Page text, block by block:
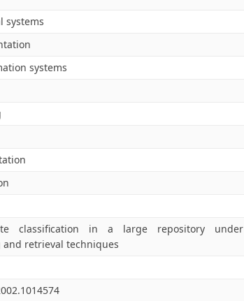
systems
systems
classification in a large repository under
retrieval techniques